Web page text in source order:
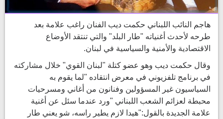
هاجم النائب اللبناني حكمت ديب الفنان راغب علامة بعد
طرحه لأحدث أغنياته "طار البلد" والتي تنتقد الأوضاع
الاقتصادية والأمنية والسياسية في لبنان.
وقال حكمت ديب وهو عضو كتلة "لبنان القوي" خلال مشاركته
في برنامج تلفزيوني في معرض انتقاده "لما يقوم به
السياسيون غير المسؤولين وفنانون من أغاني ومسرحيات
محبطة لعزائم الشعب اللبناني "ورد عندما سئل عن أغنية
علامة الجديدة بالقول:"هيدا لازم يطير راسه، شو يعني طار